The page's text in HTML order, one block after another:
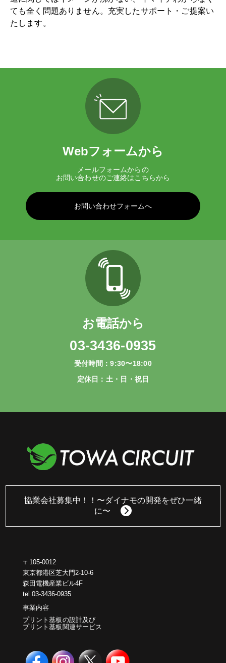
ても全く問題ありません。充実したサポート・ご提案い
たします。
Webフォームから
メールフォームからの
お問い合わせのご連絡はこちらから
お問い合わせフォームへ
お電話から
03-3436-0935
受付時間：9:30〜18:00
定休日：土・日・祝日
協業会社募集中！！ 〜ダイナモの開発をぜひ一緒
に〜
〒105-0012
東京都港区芝大門2-10-6
森田電機産業ビル4F
tel 03-3436-0935
事業内容
プリント基板の設計及び
プリント基板関連サービス